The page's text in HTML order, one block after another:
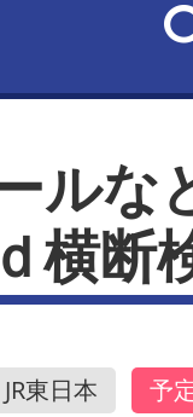
ル
横断
JR東日本 予